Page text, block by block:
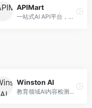
APIMart
一站式AI API平台，整合多种AI服务。面向开发者，提供模型API、图像处理、语音识别等服务，API种类丰富。
Winston AI
教育领域AI内容检测平台，专注于学术诚信。面向教育机构，提供AI内容检测、抄袭检测、报告生成等服务，教育适配性强。